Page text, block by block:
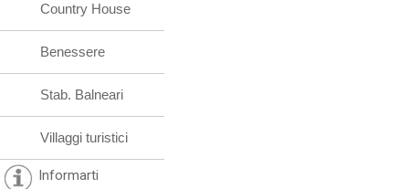
Country House
Benessere
Stab. Balneari
Villaggi turistici
Informarti